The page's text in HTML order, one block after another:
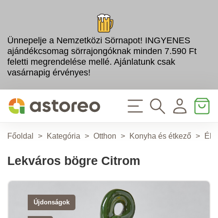
Ünnepelje a Nemzetközi Sörnapot! INGYENES
ajándékcsomag sörrajongóknak minden 7.590 Ft
feletti megrendelése mellé. Ajánlatunk csak
vasárnapig érvényes!
Főoldal > Kategória > Otthon > Konyha és étkező >
Lekváros bögre Citrom
Újdonságok